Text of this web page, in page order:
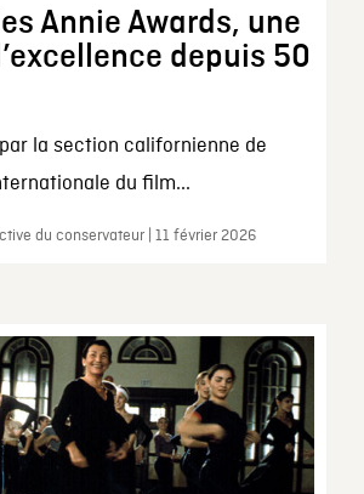
les Annie Awards, une
depuis 50
la section californienne de
du film...
du conservateur | 11 février 2026